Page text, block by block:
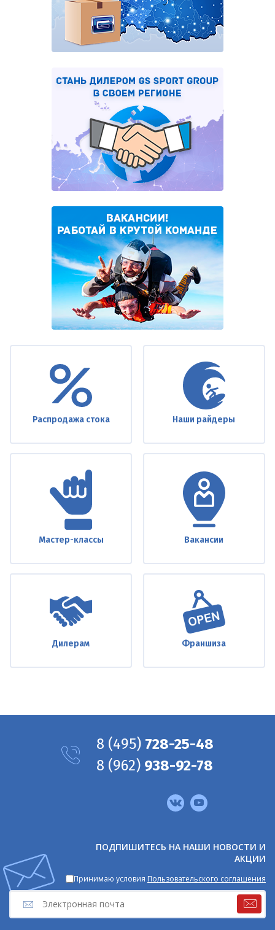
Распродажа стока Наши райдеры
Мастер-классы Вакансии
Дилерам Франшиза
ПОДПИШИТЕСЬ НА НАШИ НОВОСТИ И
АКЦИИ
Принимаю условия Пользовательского соглашения
8 (495) 728-25-48
8 (962) 938-92-78